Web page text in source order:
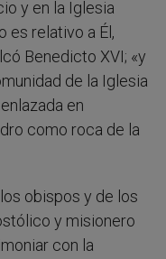
y en la Iglesia
es relativo a Él,
Benedicto XVI; «y
de la Iglesia
en
como roca de la
obispos y de los
y misionero
con la